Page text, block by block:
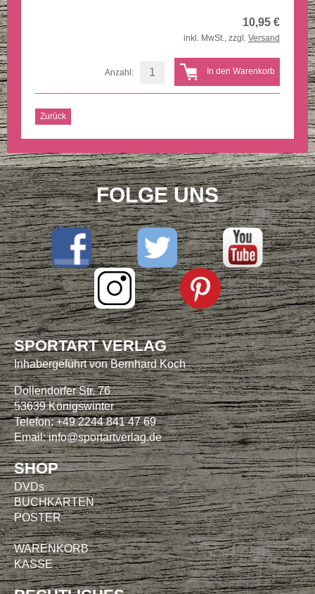
10,95 €
inkl. MwSt., zzgl. Versand
Anzahl:
Zurück
FOLGE UNS
SPORTART VERLAG
Inhabergeführt von Bernhard Koch
Dollendorfer Str. 76
53639 Königswinter
Telefon: +49 2244 841 47 69
Email:info@sportartverlag.de
SHOP
DVDs
BUCHKARTEN
POSTER
WARENKORB
KASSE